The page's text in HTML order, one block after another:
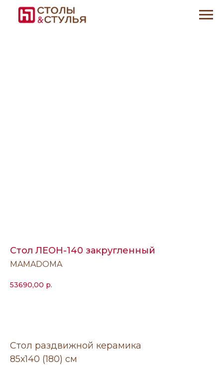
Стол ЛЕОН-140 закругленный
MAMADOMA
53690,00 р.
Стол раздвижной керамика
85х140 (180) см